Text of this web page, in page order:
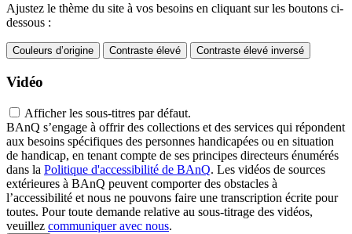
Ajustez le thème du site à vos besoins en cliquant sur les boutons ci-
dessous :
Couleurs d’origine Contraste élevé Contraste élevé inversé
Vidéo
Afficher les sous-titres par défaut.
BAnQ s’engage à offrir des collections et des services qui répondent
aux besoins spécifiques des personnes handicapées ou en situation
de handicap, en tenant compte de ses principes directeurs énumérés
dans la Politique d'accessibilité de BAnQ. Les vidéos de sources
extérieures à BAnQ peuvent comporter des obstacles à
l’accessibilité et nous ne pouvons faire une transcription écrite pour
toutes. Pour toute demande relative au sous-titrage des vidéos,
veuillez communiquer avec nous.